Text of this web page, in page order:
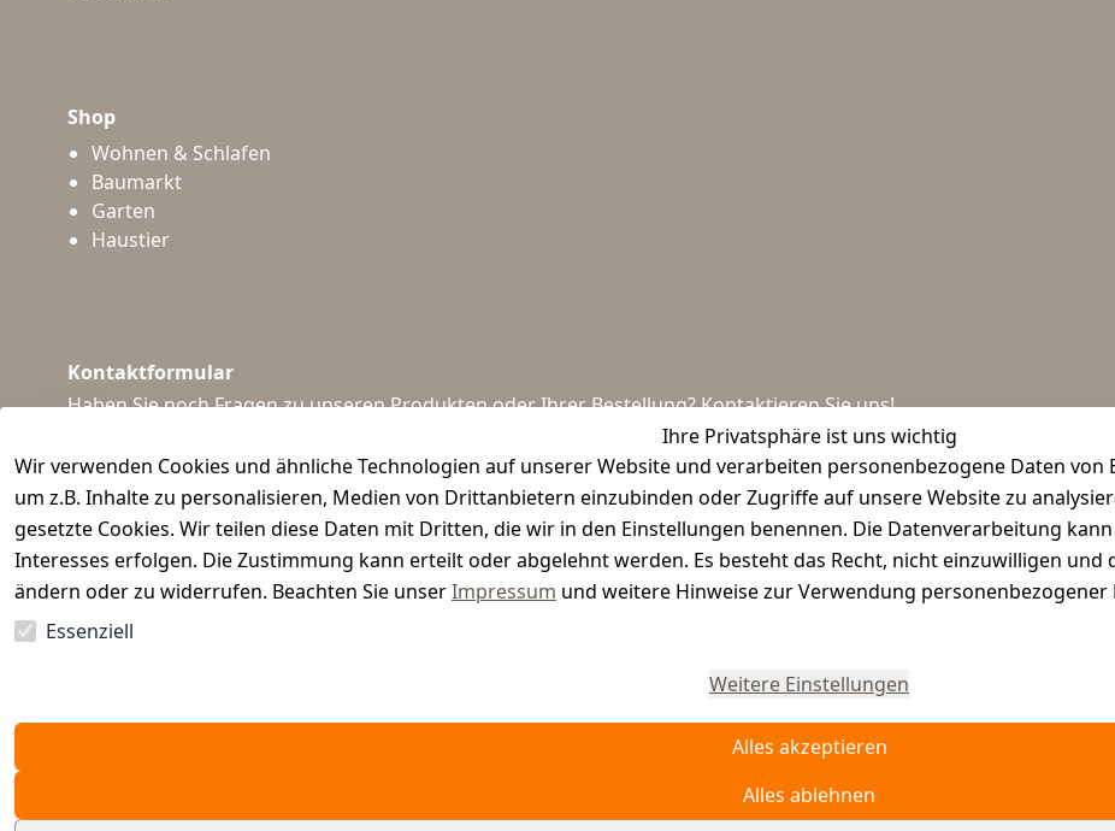
Ihre Privatsphäre ist uns wichtig
Wir verwenden Cookies und ähnliche Technologien auf unserer Website und verarbeiten personenbezogene Daten von
um z.B. Inhalte zu personalisieren, Medien von Drittanbietern einzubinden oder Zugriffe auf unsere Website zu
gesetzte Cookies. Wir teilen diese Daten mit Dritten, die wir in den Einstellungen benennen. Die Datenverarbeitung
Interesses erfolgen. Die Zustimmung kann erteilt oder abgelehnt werden. Es besteht das Recht, nicht einzuwilligen
ändern oder zu widerrufen. Beachten Sie unserImpressum und weitere Hinweise zur Verwendung
Essenziell
Weitere Einstellungen
Alles akzeptieren
Alles ablehnen
Shop
Wohnen & Schlafen
Baumarkt
Garten
Haustier
Kontaktformular
Haben Sie noch Fragen zu unseren Produkten oder Ihrer Bestellung? Kontaktieren Sie uns!
support@waidmeister.de